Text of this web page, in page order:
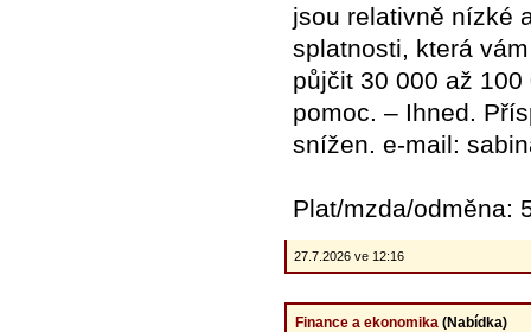
jsou relativně nízké
splatnosti, která
půjčit 30 000 až
pomoc. – Ihned.
snížen. e-mail:
Plat/mzda/odměna:
27.7.2026 ve 12:16
Finance a ekonomika (Nabídka)